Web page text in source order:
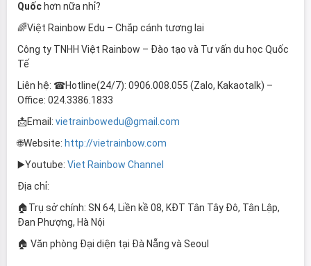
Quốc hơn nữa nhỉ?
🌈Việt Rainbow Edu – Chắp cánh tương lai
Công ty TNHH Việt Rainbow – Đào tạo và Tư vấn du học Quốc
Tế
Liên hệ: ☎Hotline(24/7): 0906.008.055 (Zalo, Kakaotalk) –
Office: 024.3386.1833
📩Email: vietrainbowedu@gmail.com
🌐Website: http://vietrainbow.com
▶️Youtube: Viet Rainbow Channel
Địa chỉ:
🏠Trụ sở chính: SN 64, Liền kề 08, KĐT Tân Tây Đô, Tân Lập,
Đan Phượng, Hà Nội
🏠 Văn phòng Đại diện tại Đà Nẵng và Seoul